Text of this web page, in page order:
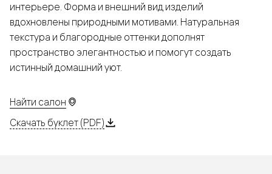
интерьере. Форма и внешний вид изделий
вдохновлены природными мотивами. Натуральная
текстура и благородные оттенки дополнят
пространство элегантностью и помогут создать
истинный домашний уют.
Найти салон
Скачать буклет (PDF)